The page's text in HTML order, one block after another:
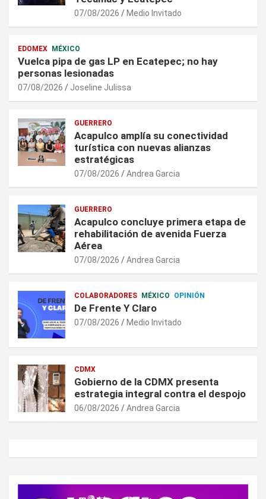
07/08/2026 Medio Invitado
EDOMEX MÉXICO
Vuelca pipa de gas LP en Ecatepec; no hay
personas lesionadas
07/08/2026 Joseline Julissa
GUERRERO
Acapulco amplía su conectividad
turística con nuevas alianzas
estratégicas
07/08/2026 Andrea Garcia
GUERRERO
Acapulco concluye primera etapa de
rehabilitación de avenida Fuerza
Aérea
07/08/2026 Andrea Garcia
COLABORADORES MÉXICO OPINIÓN
De Frente Y Claro
07/08/2026 Medio Invitado
CDMX
Gobierno de la CDMX presenta
estrategia integral contra el despojo
06/08/2026 Andrea Garcia